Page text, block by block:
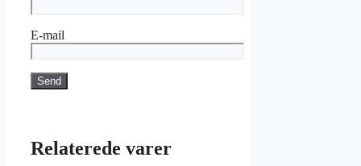
E-mail
Relaterede varer